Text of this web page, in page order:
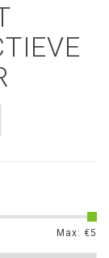
Max: €5